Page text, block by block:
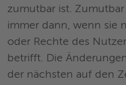
zumutbar ist.
immer dann, wenn sie
oder Rechte des
betrifft. Die
der nächsten auf den